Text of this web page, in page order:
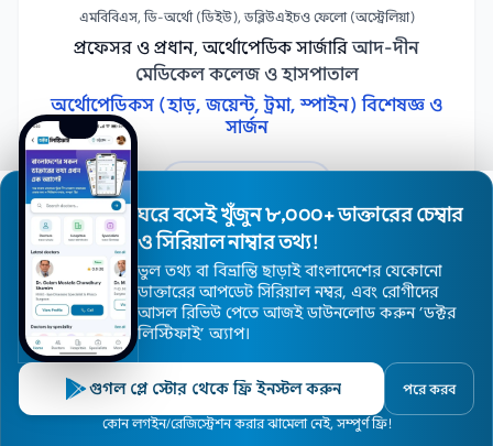
এমবিবিএস, ডি-অর্থো (ডিইউ), ডব্লিউএইচও ফেলো (অস্ট্রেলিয়া)
প্রফেসর ও প্রধান, অর্থোপেডিক সার্জারি আদ-দীন
মেডিকেল কলেজ ও হাসপাতাল
অর্থোপেডিকস (হাড়, জয়েন্ট, ট্রমা, স্পাইন) বিশেষজ্ঞ ও
সার্জন
ডাক্তার হাসপাতাল বিশেষজ্ঞ
ঘরে বসেই খুঁজুন ৮,০০০+ ডাক্তারের চেম্বার
ও সিরিয়াল নাম্বার তথ্য!
ভুল তথ্য বা বিভ্রান্তি ছাড়াই বাংলাদেশের যেকোনো
ডাক্তারের আপডেট সিরিয়াল নম্বর, এবং রোগীদের
আসল রিভিউ পেতে আজই ডাউনলোড করুন ’ডক্টর
লিস্টিফাই’ অ্যাপ।
গুগল প্লে স্টোর থেকে ফ্রি ইনস্টল করুন পরে করব
কোন লগইন/রেজিস্ট্রেশন করার ঝামেলা নেই, সম্পুর্ণ ফ্রি!